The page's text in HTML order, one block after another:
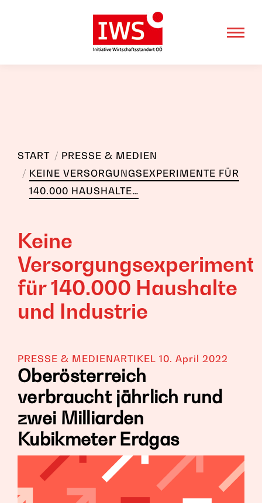
Keine
für 140.000 Haushalte
und Industrie
START
PRESSE & MEDIEN
KEINE VERSORGUNGSEXPERIMENTE FÜR
140.000 HAUSHALTE…
PRESSE & MEDIENARTIKEL 10. April 2022
Oberösterreich
verbraucht jährlich rund
zwei Milliarden
Kubikmeter Erdgas